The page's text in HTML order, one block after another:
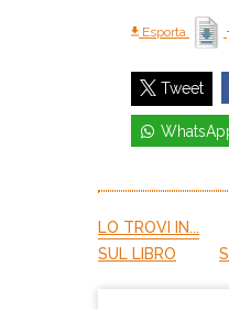
Esporta
Tweet
LO TROVI IN...
SUL LIBRO